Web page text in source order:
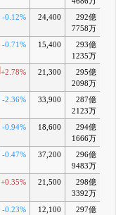
-0.12% 24,400
292億
7758万
-0.71% 15,400
293億
1235万
+2.78% 21,300
295億
2098万
-2.36% 33,900
287億
2123万
-0.94% 18,600
294億
1666万
-0.47% 37,200
296億
9483万
+0.35% 21,500
298億
3392万
-0.23% 12,100
297億